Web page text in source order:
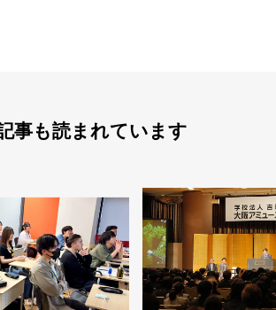
事も読まれています